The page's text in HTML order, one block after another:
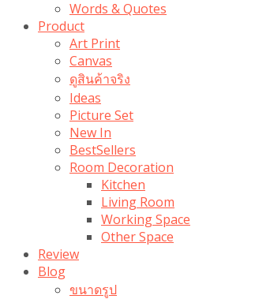
Words & Quotes
Product
Art Print
Canvas
ดูสินค้าจริง
Ideas
Picture Set
New In
BestSellers
Room Decoration
Kitchen
Living Room
Working Space
Other Space
Review
Blog
ขนาดรูป